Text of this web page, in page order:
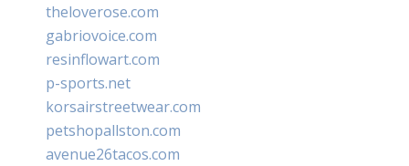
theloverose.com
gabriovoice.com
resinflowart.com
p-sports.net
korsairstreetwear.com
petshopallston.com
avenue26tacos.com